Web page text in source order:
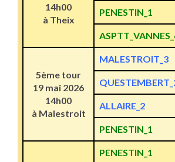
14h00
à Theix
PENESTIN_1
5ème tour
19 mai 2026
14h00
à Malestroit
MALESTROIT_3
ALLAIRE_2
PENESTIN_1
PENESTIN_1